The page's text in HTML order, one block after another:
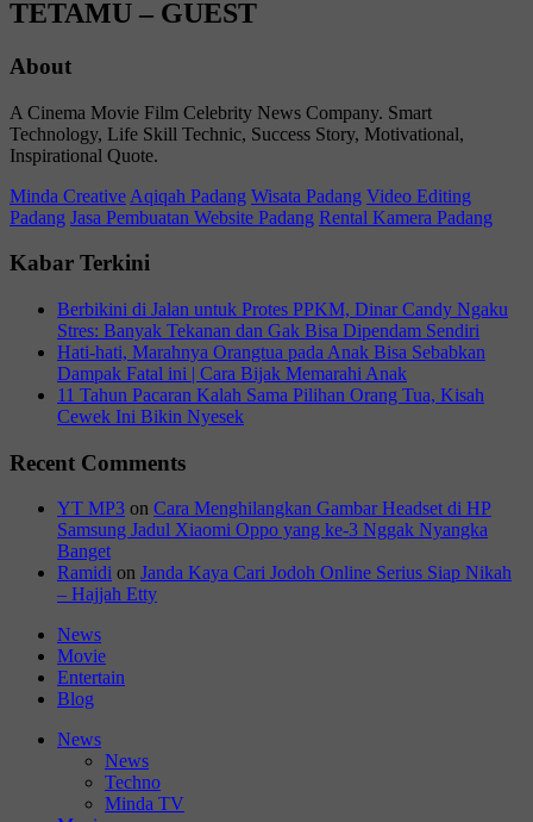
TETAMU – GUEST
About
A Cinema Movie Film Celebrity News Company. Smart
Technology, Life Skill Technic, Success Story, Motivational,
Inspirational Quote.
Minda Creative Aqiqah Padang Wisata Padang Video Editing
Padang Jasa Pembuatan Website Padang Rental Kamera Padang
Kabar Terkini
Berbikini di Jalan untuk Protes PPKM, Dinar Candy Ngaku
Stres: Banyak Tekanan dan Gak Bisa Dipendam Sendiri
Hati-hati, Marahnya Orangtua pada Anak Bisa Sebabkan
Dampak Fatal ini | Cara Bijak Memarahi Anak
11 Tahun Pacaran Kalah Sama Pilihan Orang Tua, Kisah
Cewek Ini Bikin Nyesek
Recent Comments
YT MP3 on Cara Menghilangkan Gambar Headset di HP
Samsung Jadul Xiaomi Oppo yang ke-3 Nggak Nyangka
Banget
Ramidi on Janda Kaya Cari Jodoh Online Serius Siap Nikah
– Hajjah Etty
News
Movie
Entertain
Blog
News
News
Techno
Minda TV